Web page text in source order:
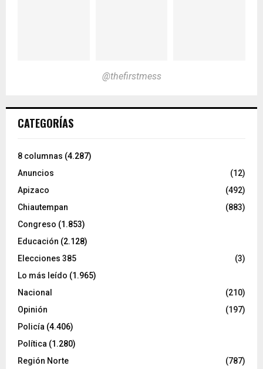
@thefirstmess
CATEGORÍAS
8 columnas (4.287)
Anuncios
(12)
Apizaco
(492)
Chiautempan
(883)
Congreso (1.853)
Educación (2.128)
Elecciones 385
(3)
Lo más leído (1.965)
Nacional
(210)
Opinión
(197)
Policía (4.406)
Política (1.280)
Región Norte
(787)